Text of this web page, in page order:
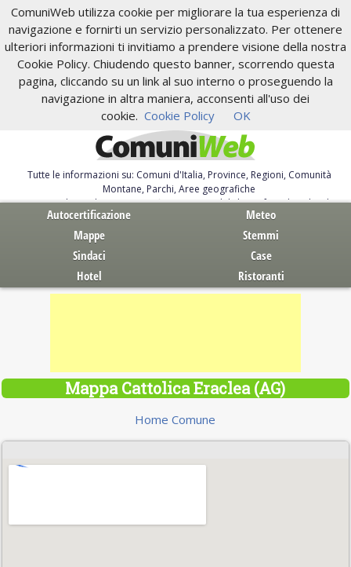
ComuniWeb utilizza cookie per migliorare la tua esperienza di
navigazione e fornirti un servizio personalizzato. Per ottenere
ulteriori informazioni ti invitiamo a prendere visione della nostra
Cookie Policy. Chiudendo questo banner, scorrendo questa
pagina, cliccando su un link al suo interno o proseguendo la
navigazione in altra maniera, acconsenti all'uso dei
cookie. Cookie Policy OK
Tutte le informazioni su: Comuni d'Italia, Province, Regioni, Comunità
Montane, Parchi, Aree geografiche
Servizi al Cittadino. Autocertificazione, moduli, leggi, free download
Autocertificazione
Meteo
Mappe
Stemmi
Sindaci
Case
Hotel
Ristoranti
Mappa Cattolica Eraclea (AG)
Home Comune